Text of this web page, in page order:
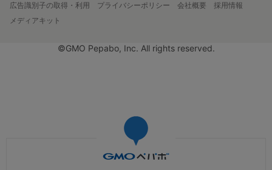
広告識別子の取得・利用
プライバシーポリシー 会社概要
採用情報
メディアキット
©GMO Pepabo, Inc. All rights reserved.